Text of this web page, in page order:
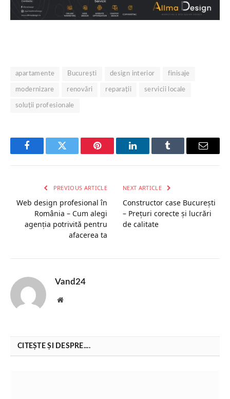
apartamente București design interior finisaje
modernizare renovări reparații servicii locale
soluții profesionale
FacebookTwitter Pinterest LinkedInTumblr Email
PREVIOUS ARTICLE
Web design profesional în
România – Cum alegi
agenția potrivită pentru
afacerea ta
NEXT ARTICLE
Constructor case București
– Prețuri corecte și lucrări
de calitate
Vand24
Website
CITEȘTE ȘI DESPRE....